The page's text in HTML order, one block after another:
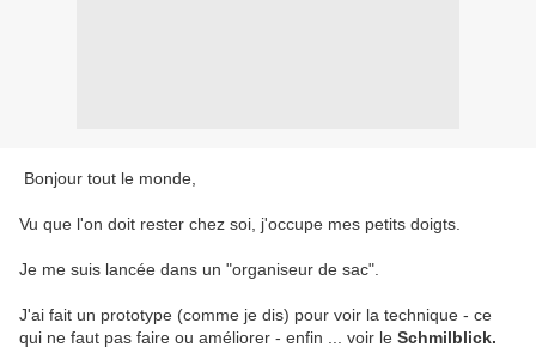
Bonjour tout le monde,
Vu que l'on doit rester chez soi, j'occupe mes petits doigts.
Je me suis lancée dans un "organiseur de sac".
J'ai fait un prototype (comme je dis) pour voir la technique - ce
qui ne faut pas faire ou améliorer - enfin ... voir le Schmilblick.